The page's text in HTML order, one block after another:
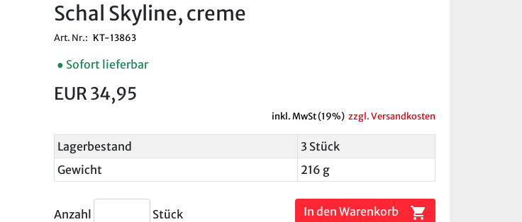
Schal Skyline, creme
Art. Nr.: KT-13863
● Sofort lieferbar
EUR 34,95
inkl. MwSt (19%) zzgl. Versandkosten
Lagerbestand
3 Stück
Gewicht
216 g
Anzahl Stück In den Warenkorb shopping_cart